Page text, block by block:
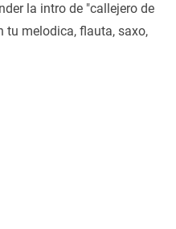
la intro de "callejero de
tu melodica, flauta, saxo,